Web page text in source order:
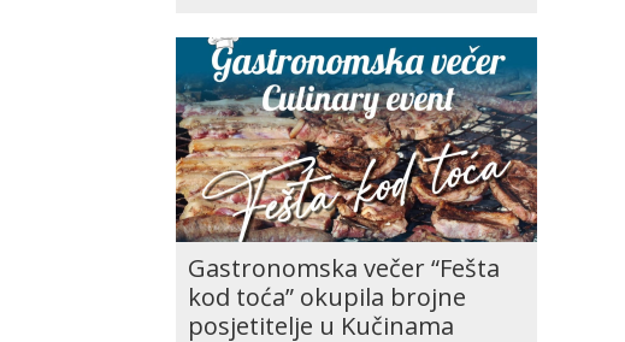
Gastronomska večer “Fešta
kod toća” okupila brojne
posjetitelje u Kučinama